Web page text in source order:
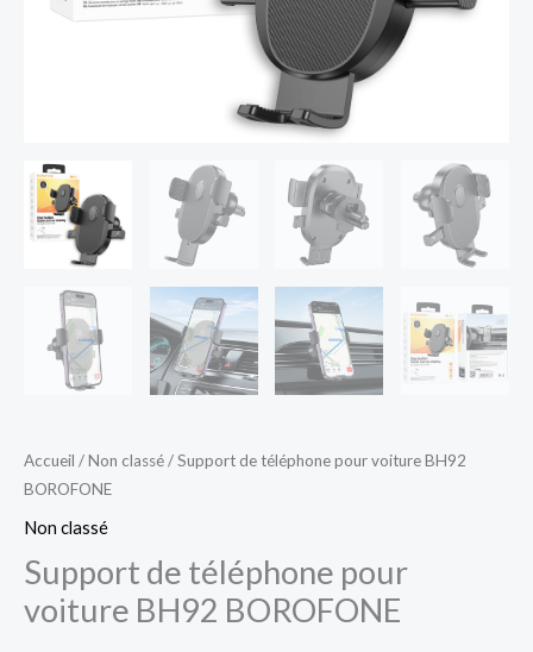
Accueil /Non classé/ Support de téléphone pour voiture BH92
BOROFONE
Non classé
Support de téléphone pour
voiture BH92 BOROFONE